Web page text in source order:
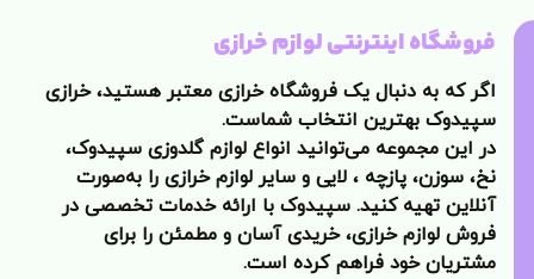
فروشگاه اینترنتی لوازم خرازی
اگر که به دنبال یک فروشگاه خرازی معتبر هستید، خرازی
سپیدوک بهترین انتخاب شماست.
در این مجموعه می‌توانید انواع لوازم گلدوزی سپیدوک،
نخ، سوزن، پازچه ، لایی و سایر لوازم خرازی را به‌صورت
آنلاین تهیه کنید. سپیدوک با ارائه خدمات تخصصی در
فروش لوازم خرازی، خریدی آسان و مطمئن را برای
مشتریان خود فراهم کرده است.